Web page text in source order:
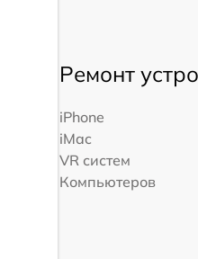
Ремонт
iPhone
iMac
VR систем
Компьютеров